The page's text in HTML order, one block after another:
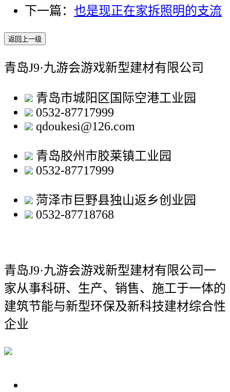
下一篇： 也是现正在家拆照明的支流
返回上一级
青岛J9·九游会游戏新型建材有限公司
青岛市城阳区国际空港工业园
0532-87717999
qdoukesi@126.com
青岛胶州市胶莱镇工业园
0532-87717999
菏泽市巨野县独山返乡创业园
0532-87718768
青岛J9·九游会游戏新型建材有限公司一
家从事科研、生产、销售、施工于一体的
建筑节能与新型环保及新科技建材综合性
企业